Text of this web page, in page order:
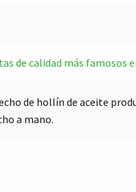
de calidad más famosos
de hollín de aceite
a mano.